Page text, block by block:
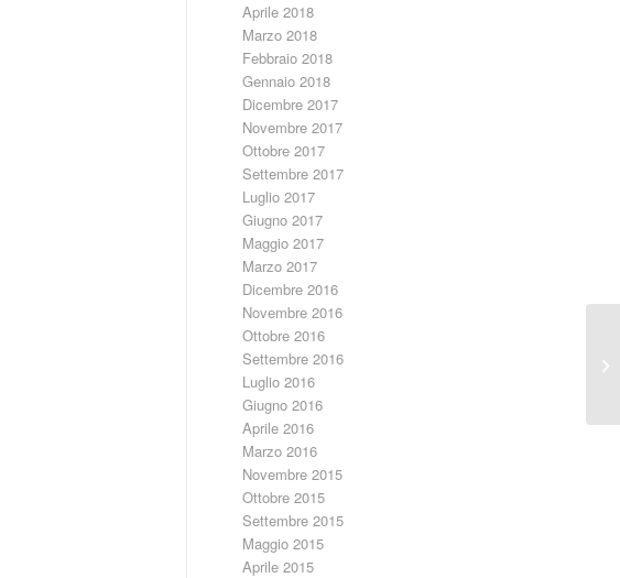
Aprile 2018
Marzo 2018
Febbraio 2018
Gennaio 2018
Dicembre 2017
Novembre 2017
Ottobre 2017
Settembre 2017
Luglio 2017
Giugno 2017
Maggio 2017
Marzo 2017
Dicembre 2016
Novembre 2016
Ottobre 2016
Settembre 2016
Luglio 2016
Giugno 2016
Aprile 2016
Marzo 2016
Novembre 2015
Ottobre 2015
Settembre 2015
Maggio 2015
Aprile 2015